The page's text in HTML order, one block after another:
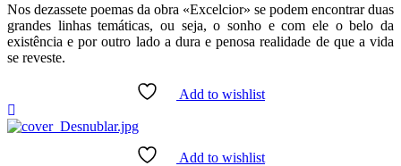
Nos dezassete poemas da obra «Excelcior» se podem encontrar duas
grandes linhas temáticas, ou seja, o sonho e com ele o belo da
existência e por outro lado a dura e penosa realidade de que a vida
se reveste.
Add to wishlist
Add to wishlist